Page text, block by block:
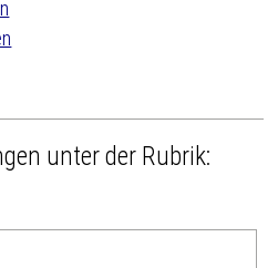
unter der Rubrik: